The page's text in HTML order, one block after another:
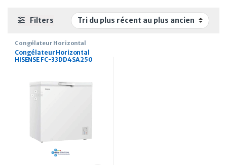
Filters
Congélateur Horizontal
Congélateur Horizontal
HISENSE FC-33DD4SA 250